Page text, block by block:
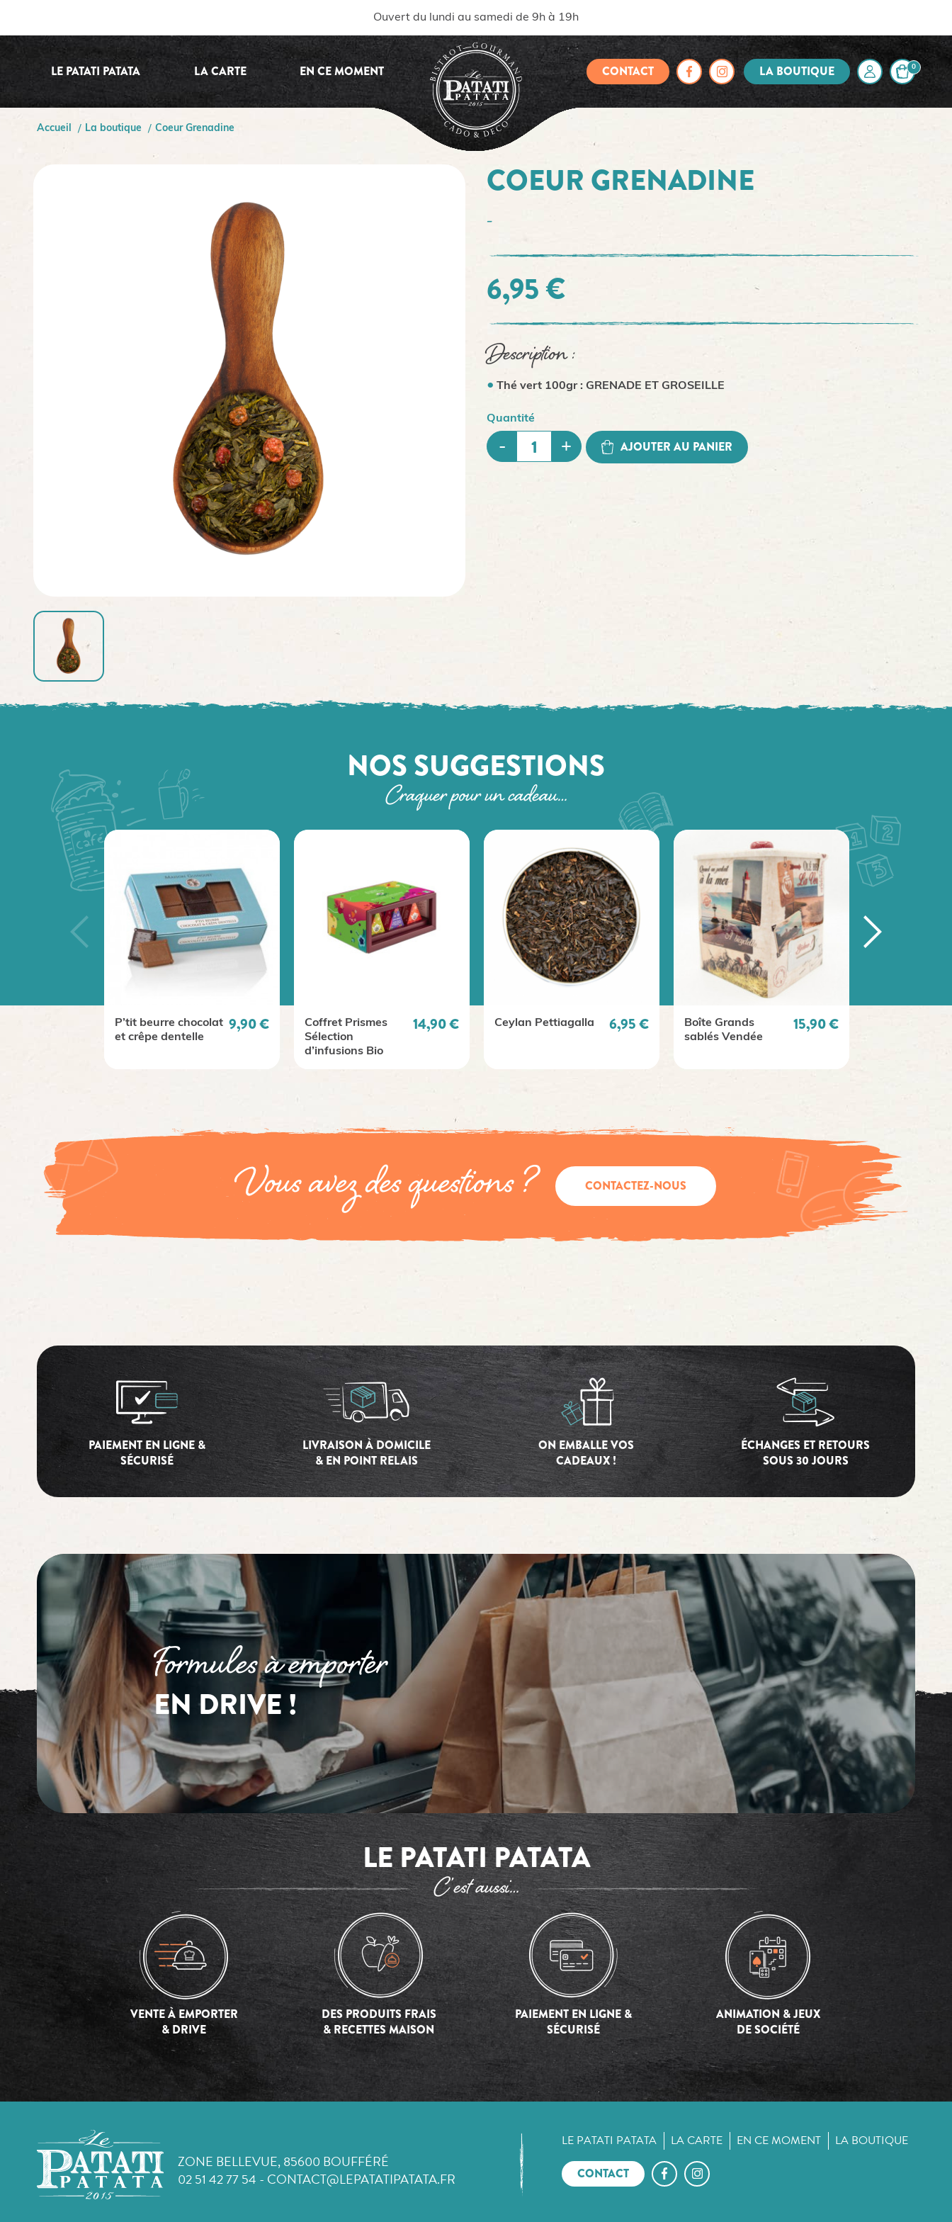
Ouvert du lundi au samedi de 9h à 19h
LE PATATI PATATA LA CARTE EN CE MOMENT CONTACT LA BOUTIQUE 0
Accueil La boutique Coeur Grenadine
COEUR GRENADINE
-
6,95 €
Description :
Thé vert 100gr : GRENADE ET GROSEILLE
Quantité
AJOUTER AU PANIER
NOS SUGGESTIONS
Craquer pour un cadeau…
P’tit beurre chocolat
et crêpe dentelle
Prix
9,90 €
Coffret Prismes
Sélection
d’infusions Bio
Prix
14,90 € Ceylan Pettiagalla Prix
6,95 €
Boîte Grands
sablés Vendée
Prix
15,90 €
Vous avez des questions ? CONTACTEZ-NOUS
PAIEMENT EN LIGNE &
SÉCURISÉ
LIVRAISON À DOMICILE
& EN POINT RELAIS
ON EMBALLE VOS
CADEAUX !
ÉCHANGES ET RETOURS
SOUS 30 JOURS
Formules à emporter
EN DRIVE !
LE PATATI PATATA
C’est aussi…
VENTE À EMPORTER
& DRIVE
DES PRODUITS FRAIS
& RECETTES MAISON
PAIEMENT EN LIGNE &
SÉCURISÉ
ANIMATION & JEUX
DE SOCIÉTÉ
ZONE BELLEVUE, 85600 BOUFFÉRÉ
02 51 42 77 54 - CONTACT@LEPATATIPATATA.FR
LE PATATI PATATA LA CARTE EN CE MOMENT LA BOUTIQUE
CONTACT